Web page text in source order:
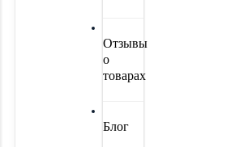
Отзывы
о
товарах
Блог